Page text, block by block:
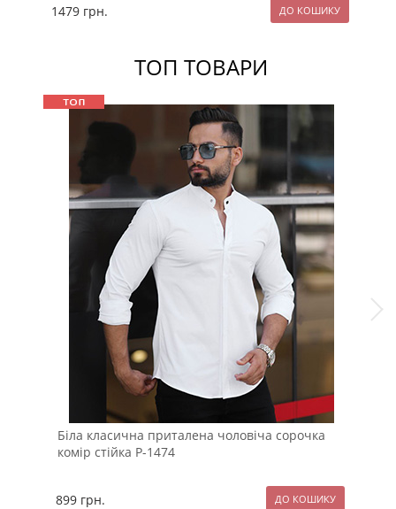
1479 грн.
ТОП ТОВАРИ
Біла класична приталена чоловіча сорочка
комір стійка Р-1474
899 грн.